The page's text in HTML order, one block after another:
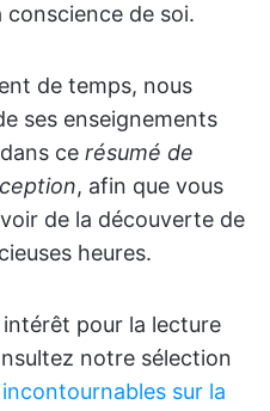
conscience de soi.
de temps, nous
ses enseignements
ce résumé de
, afin que vous
de la découverte de
heures.
intérêt pour la lecture
notre sélection
sur la